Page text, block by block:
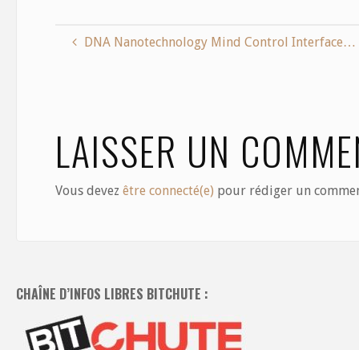
b d l
e
DNA Nanotechnology Mind Control Interface…
LAISSER UN
Vous devez être connecté(e) pour rédiger un
CHAÎNE D’INFOS LIBRES BITCHUTE :